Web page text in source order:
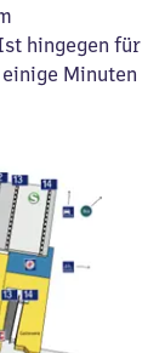
hingegen für
Minuten